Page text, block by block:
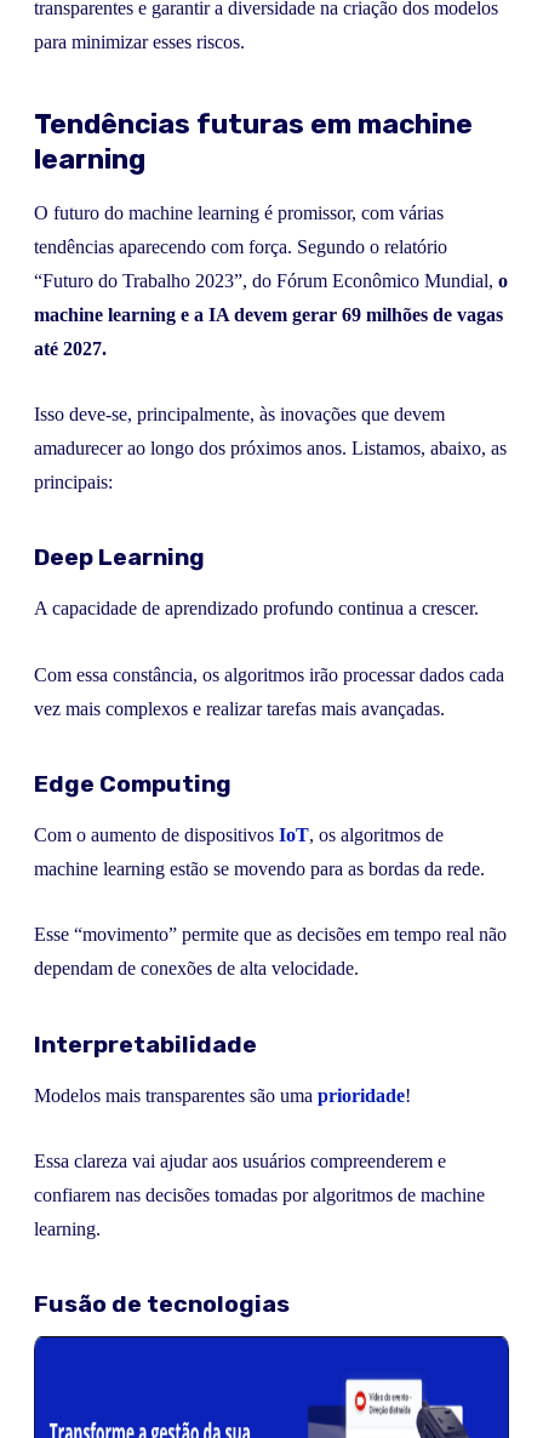
transparentes e garantir a diversidade na criação dos modelos
para minimizar esses riscos.
Tendências futuras em machine
learning
O futuro do machine learning é promissor, com várias
tendências aparecendo com força. Segundo o relatório
“Futuro do Trabalho 2023”, do Fórum Econômico Mundial, o
machine learning e a IA devem gerar 69 milhões de vagas
até 2027.
Isso deve-se, principalmente, às inovações que devem
amadurecer ao longo dos próximos anos. Listamos, abaixo, as
principais:
Deep Learning
A capacidade de aprendizado profundo continua a crescer.
Com essa constância, os algoritmos irão processar dados cada
vez mais complexos e realizar tarefas mais avançadas.
Edge Computing
Com o aumento de dispositivos IoT, os algoritmos de
machine learning estão se movendo para as bordas da rede.
Esse “movimento” permite que as decisões em tempo real não
dependam de conexões de alta velocidade.
Interpretabilidade
Modelos mais transparentes são uma prioridade!
Essa clareza vai ajudar aos usuários compreenderem e
confiarem nas decisões tomadas por algoritmos de machine
learning.
Fusão de tecnologias